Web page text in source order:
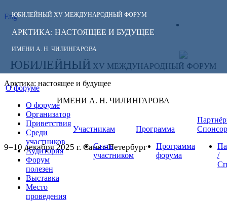
ЮБИЛЕЙНЫЙ XV МЕЖДУНАРОДНЫЙ ФОРУМ
АРКТИКА: НАСТОЯЩЕЕ И БУДУЩЕЕ
ИМЕНИ А. Н. ЧИЛИНГАРОВА
Eng
СЛЕДИТЕ ЗА
НОВОСТЯМИ
ФОРУМА:
ЮБИЛЕЙНЫЙ XV МЕЖДУНАРОДНЫЙ ФОРУМ
Арктика: настоящее и будущее
ИМЕНИ А. Н. ЧИЛИНГАРОВА
9–10 декабря 2025 г. Санкт-Петербург
О форуме
О форуме
Организатор
Приветствия
Среди
участников
Аудитория
Форум
полезен
Выставка
Место
проведения
Участникам
Стать
участником
Программа
Программа
форума
/